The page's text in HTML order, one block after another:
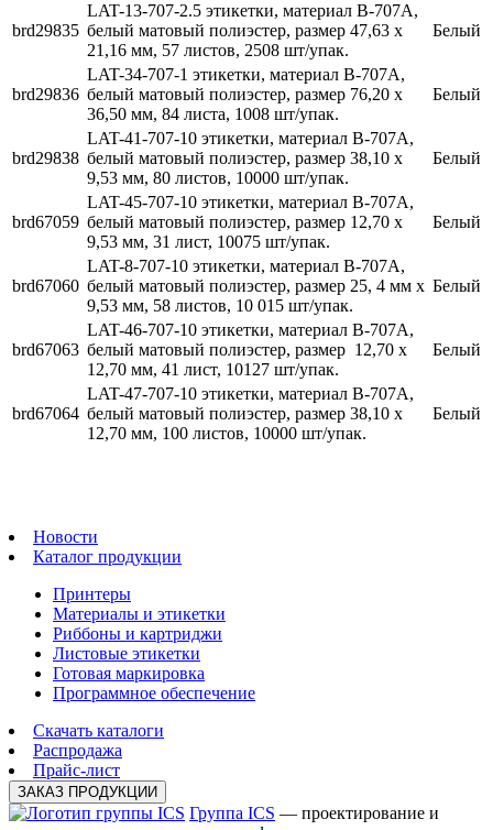
brd29835
LAT-13-707-2.5 этикетки, материал В-707А,
белый матовый полиэстер, размер 47,63 х
21,16 мм, 57 листов, 2508 шт/упак.
Белый
brd29836
LAT-34-707-1 этикетки, материал В-707А,
белый матовый полиэстер, размер 76,20 х
36,50 мм, 84 листа, 1008 шт/упак.
Белый
brd29838
LAT-41-707-10 этикетки, материал В-707А,
белый матовый полиэстер, размер 38,10 х
9,53 мм, 80 листов, 10000 шт/упак.
Белый
brd67059
LAT-45-707-10 этикетки, материал В-707А,
белый матовый полиэстер, размер 12,70 х
9,53 мм, 31 лист, 10075 шт/упак.
Белый
brd67060
LAT-8-707-10 этикетки, материал В-707А,
белый матовый полиэстер, размер 25, 4 мм х
9,53 мм, 58 листов, 10 015 шт/упак.
Белый
brd67063
LAT-46-707-10 этикетки, материал В-707А,
белый матовый полиэстер, размер 12,70 х
12,70 мм, 41 лист, 10127 шт/упак.
Белый
brd67064
LAT-47-707-10 этикетки, материал В-707А,
белый матовый полиэстер, размер 38,10 х
12,70 мм, 100 листов, 10000 шт/упак.
Белый
Новости
Каталог продукции
Принтеры
Материалы и этикетки
Риббоны и картриджи
Листовые этикетки
Готовая маркировка
Программное обеспечение
Скачать каталоги
Распродажа
Прайс-лист
ЗАКАЗ ПРОДУКЦИИ
Группа ICS — проектирование и